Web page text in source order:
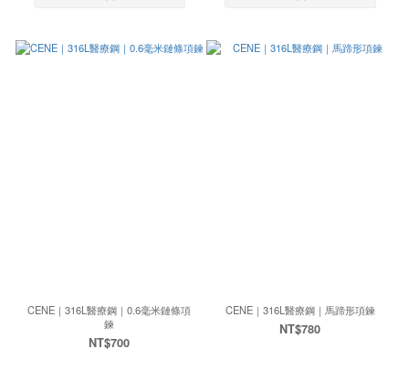
CENE｜316L醫療鋼｜0.6毫米鏈條項
鍊
NT$700
CENE｜316L醫療鋼｜馬蹄形項鍊
NT$780